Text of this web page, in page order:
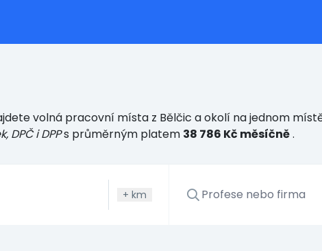
volná pracovní místa z Bělčic a okolí na jednom
DPČ i DPPs průměrným platem 38 786 Kč měsíčně.
+ km